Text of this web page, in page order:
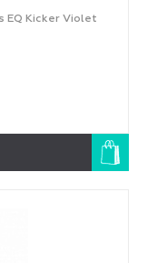
EQ Kicker Violet